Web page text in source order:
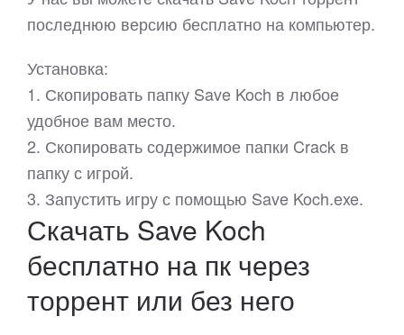
последнюю версию бесплатно на компьютер.
Установка:
1. Скопировать папку Save Koch в любое
удобное вам место.
2. Скопировать содержимое папки Crack в
папку с игрой.
3. Запустить игру с помощью Save Koch.exe.
Скачать Save Koch
бесплатно на пк через
торрент или без него